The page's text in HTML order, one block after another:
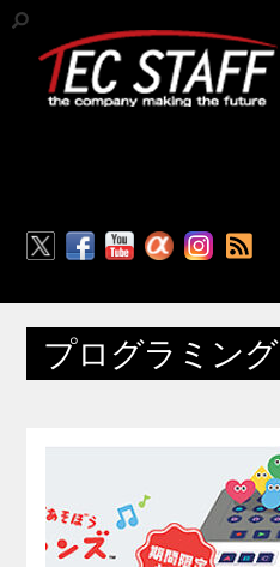
プログラミング